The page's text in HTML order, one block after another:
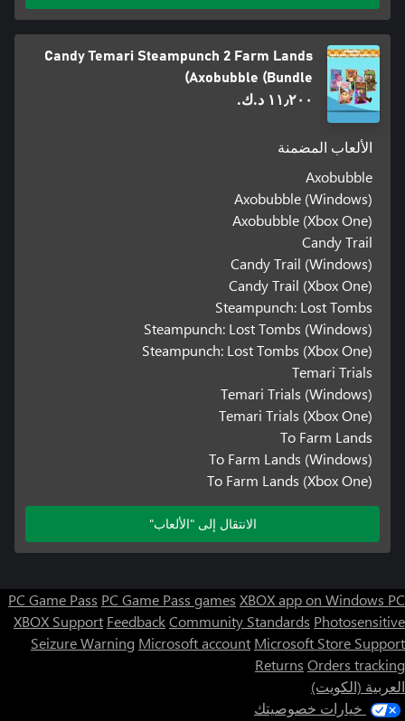
Candy Temari Steampunch 2 Farm Lands
Axobubble (Bundle)
١١٫٢٠٠ د.ك.‏
الألعاب المضمنة
Axobubble
Axobubble (Windows)
Axobubble (Xbox One)
Candy Trail
Candy Trail (Windows)
Candy Trail (Xbox One)
Steampunch: Lost Tombs
Steampunch: Lost Tombs (Windows)
Steampunch: Lost Tombs (Xbox One)
Temari Trials
Temari Trials (Windows)
Temari Trials (Xbox One)
To Farm Lands
To Farm Lands (Windows)
To Farm Lands (Xbox One)
الانتقال إلى "الألعاب"
PC Game Pass PC Game Pass games XBOX app on Windows PC
XBOX Support FeedbackCommunity Standards Photosensitive
Seizure Warning Microsoft account Microsoft Store Support
Returns Orders tracking
العربية (الكويت)
خيارات خصوصيتك